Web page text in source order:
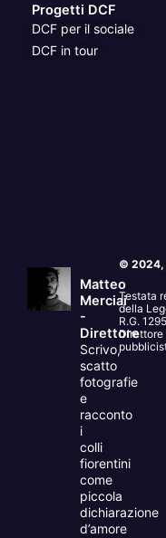
Progetti DCF
DCF per il sociale
DCF in tour
Matteo
Merciai
-
Direttore
Scrivo,
scatto
fotografie
e
racconto
i
colli
fiorentini
come
piccola
dichiarazione
d’amore
© 2024,
Testata
della
R.G.
Direttore